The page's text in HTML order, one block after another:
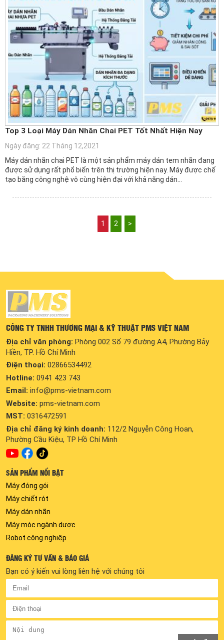
Top 3 Loại Máy Dán Nhãn Chai PET Tốt Nhất Hiện Nay
Ngày đăng: 22 Tháng 12,2021
Máy dán nhãn chai PET là một sản phẩm máy dán tem nhãn đang
được sử dụng rất phổ biến trên thị trường hiện nay. Máy được chế
tạo bằng công nghệ vô cùng hiện đại với khả năng dán…
1 2 >
CÔNG TY TNHH THƯƠNG MẠI & KỸ THUẬT PMS VIỆT NAM
Địa chỉ văn phòng: Phòng 002 Số 79 đường A4, Phường Bảy
Hiền, TP. Hồ Chí Minh
Điện thoại: 02866534492
Hotline: 0941 423 743
Email: info@pms-vietnam.com
Website: pms-vietnam.com
MST: 0316472591
Địa chỉ đăng ký kinh doanh: 112/2 Nguyễn Công Hoan,
Phường Cầu Kiệu, TP Hồ Chí Minh
SẢN PHẨM NỔI BẬT
Máy đóng gói
Máy chiết rót
Máy dán nhãn
Máy móc ngành dược
Robot công nghiệp
ĐĂNG KÝ TƯ VẤN & BÁO GIÁ
Bạn có ý kiến vui lòng liên hệ với chúng tôi